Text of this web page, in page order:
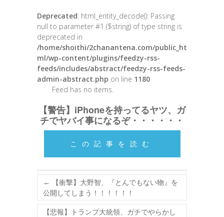
Deprecated: html_entity_decode(): Passing
null to parameter #1 ($string) of type string is
deprecated in
/home/shoithi/2chanantena.com/public_ht
ml/wp-content/plugins/feedzy-rss-
feeds/includes/abstract/feedzy-rss-feeds-
admin-abstract.php on line 1180
Feed has no items.
【警告】iPhoneを持ってるヤツ、ガ
チでヤバイ事になるぞ・・・・・・
この記事を読む
←
【衝撃】大野智、『とんでもない物』を
公開してしまう！！！！！！
【悲報】トランプ大統領、ガチでやらかし